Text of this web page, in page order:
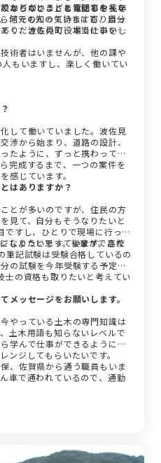
ありがとう」と電話でお礼を
地元の人の気持ちに寄り添っ
り、波佐見町役場で仕事をし
からないことも質問しやすい
などのさまざまな仕事を長年
何でも知っていますし、自分
くださるので、本当にいい職
術者はいませんが、他の課や
もいますし、楽しく働いてい
して働いていました。波佐見
渉から始まり、道路の設計、
たように、ずっと携わってい
完成するまで、一つの案件を
感じています。
はありますか？
とが多いのですが、住民の方
見て、自分もそうなりたいと
ですし、ひとりで現場に行っ
なりたいです。後輩ができた
しようと思っています。高校
筆記試験は受験合格しているの
の試験を今年受験する予定で
士の資格も取りたいと考えてい
メッセージをお願いします。
やっている土木の専門知識は
土木用語も知らないレベルで
学んで仕事ができるようにな
ンジしてもらいたいです。
、佐賀県から通う職員もいま
車で通われているので、通勤